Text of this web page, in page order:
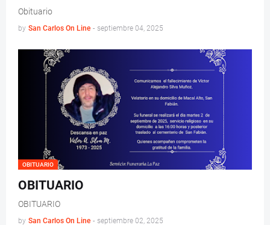
Obituario
by San Carlos On Line - septiembre 04, 2025
OBITUARIO
OBITUARIO
OBITUARIO
by San Carlos On Line - septiembre 02, 2025